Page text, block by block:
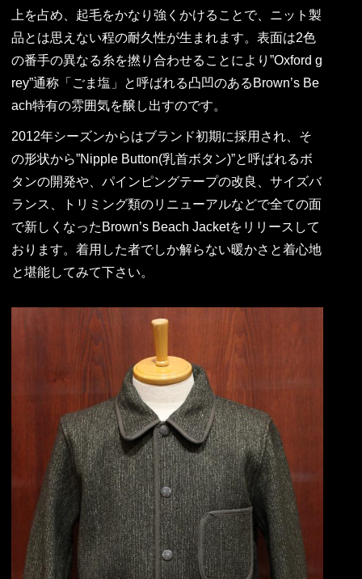
上を占め、起毛をかなり強くかけることで、ニット製
品とは思えない程の耐久性が生まれます。表面は2色
の番手の異なる糸を撚り合わせることにより”Oxford g
rey”通称「ごま塩」と呼ばれる凸凹のあるBrown’s Be
ach特有の雰囲気を醸し出すのです。
2012年シーズンからはブランド初期に採用され、そ
の形状から”Nipple Button(乳首ボタン)”と呼ばれるボ
タンの開発や、パインピングテープの改良、サイズバ
ランス、トリミング類のリニューアルなどで全ての面
で新しくなったBrown’s Beach Jacketをリリースして
おります。着用した者でしか解らない暖かさと着心地
と堪能してみて下さい。